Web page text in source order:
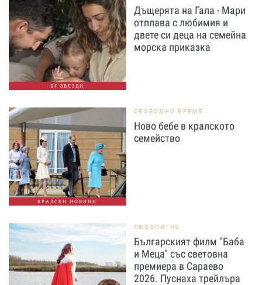
БГ ЗВЕЗДИ
Дъщерята на Гала - Мари
отплава с любимия и
двете си деца на семейна
морска приказка
КРАЛСКИ НОВИНИ
СВОБОДНО ВРЕМЕ
Ново бебе в кралското
семейство
ЛЮБОПИТНО
Българският филм "Баба
и Меца" със световна
премиера в Сараево
2026. Пуснаха трейлъра